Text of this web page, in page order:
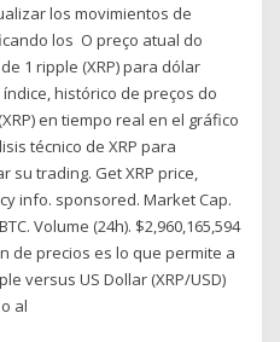
los movimientos de
los O preço atual do
1 ripple (XRP) para dólar
histórico de preços do
en tiempo real en el gráfico
técnico de XRP para
su trading. Get XRP price,
info. sponsored. Market Cap.
Volume (24h). $2,960,165,594
de precios es lo que permite a
versus US Dollar (XRP/USD)
al